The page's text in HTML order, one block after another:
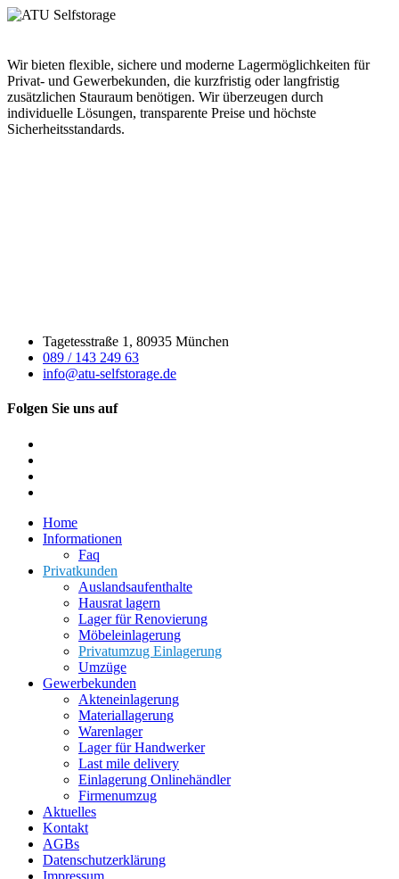
Wir bieten flexible, sichere und moderne Lagermöglichkeiten für
Privat- und Gewerbekunden, die kurzfristig oder langfristig
zusätzlichen Stauraum benötigen. Wir überzeugen durch
individuelle Lösungen, transparente Preise und höchste
Sicherheitsstandards.
Tagetesstraße 1, 80935 München
089 / 143 249 63
info@atu-selfstorage.de
Folgen Sie uns auf
Home
Informationen
Faq
Privatkunden
Auslandsaufenthalte
Hausrat lagern
Lager für Renovierung
Möbeleinlagerung
Privatumzug Einlagerung
Umzüge
Gewerbekunden
Akteneinlagerung
Materiallagerung
Warenlager
Lager für Handwerker
Last mile delivery
Einlagerung Onlinehändler
Firmenumzug
Aktuelles
Kontakt
AGBs
Datenschutzerklärung
Impressum